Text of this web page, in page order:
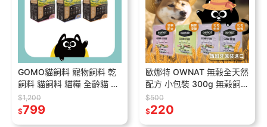
GOMO貓飼料 寵物飼料 乾
飼料 貓飼料 貓糧 全齡貓 無
穀配方 gomo pet food 大
成貓飼料
$1,200
$799
歐娜特 OWNAT 無穀全天然
配方 小包裝 300g 無榖飼料
寵物飼料 貓飼料 狗飼料 貓
乾糧 貓食品 貓乾乾 狗糧
$500
$220